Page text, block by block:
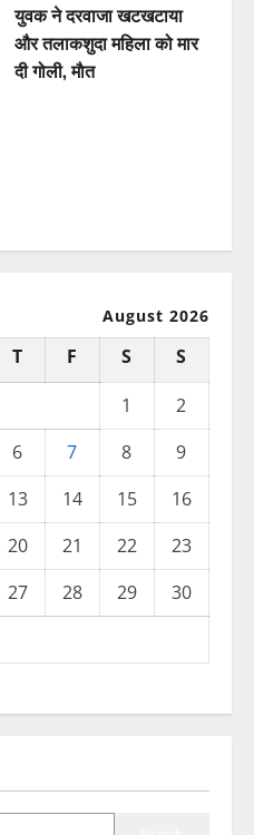
युवक ने दरवाजा खटखटाया
और तलाकशुदा महिला को मार
दी गोली, माैत
August 2026
T F S
S
1
2
6 7 8
9
13 14 15
16
20 21 22
23
27 28 29
30